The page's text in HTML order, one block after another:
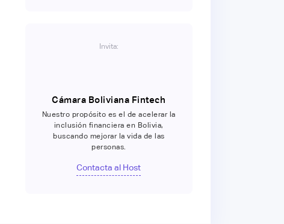
Invita:
Cámara Boliviana Fintech
Nuestro propósito es el de acelerar la
inclusión financiera en Bolivia,
buscando mejorar la vida de las
personas.
Contacta al Host